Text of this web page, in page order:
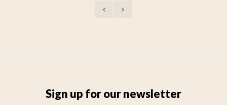
Sign up for our newsletter